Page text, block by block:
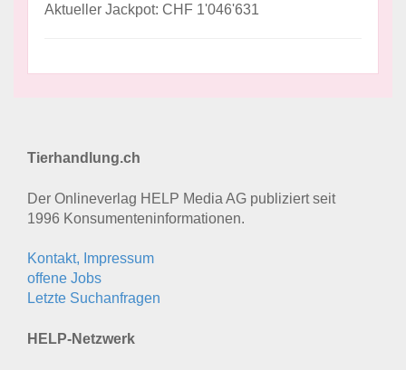
Aktueller Jackpot: CHF 1'046'631
Tierhandlung.ch
Der Onlineverlag HELP Media AG publiziert seit
1996 Konsumenten­informationen.
Kontakt, Impressum
offene Jobs
Letzte Suchanfragen
HELP-Netzwerk